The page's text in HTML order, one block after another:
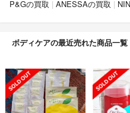
P&Gの買取 ANESSAの買取
ボディケアの最近売れた商品一覧